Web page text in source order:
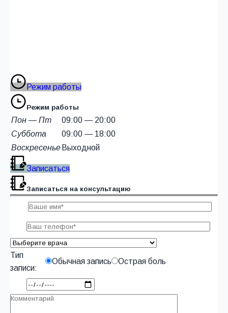
Режим работы
Режим работы
Пон — Пт
09:00 — 20:00
Суббота
09:00 — 18:00
Воскресенье Выходной
Записаться
Записаться на консультацию
Тип
записи:
Обычная запись Острая боль